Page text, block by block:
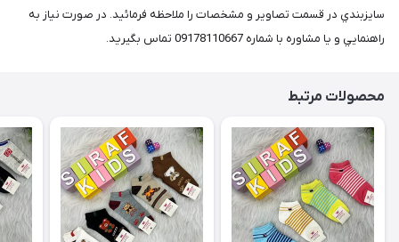
سايزبندي در قسمت تصاوير و مشخصات را ملاحظه فرمائيد. در صورت نياز به
راهنمايي و يا مشاوره با شماره 09178110667 تماس بگيريد.
محصولات مرتبط